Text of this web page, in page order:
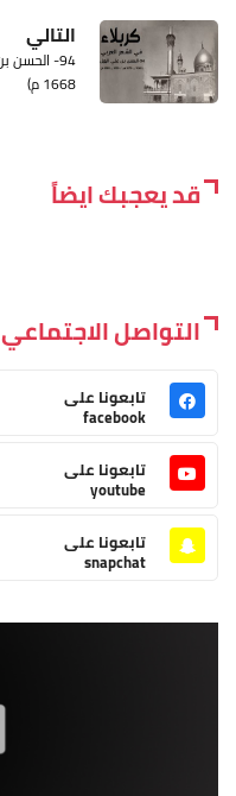
التالي
1668 م)
قد يعجبك ايضاً
التواصل الاجتماعي
تابعونا على
facebook
تابعونا على
youtube
تابعونا على
snapchat